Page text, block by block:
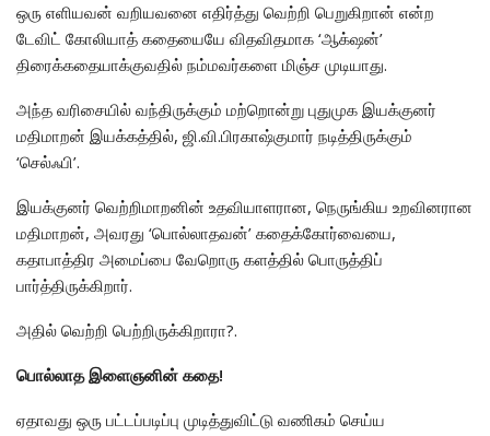
ஒரு எளியவன் வறியவனை எதிர்த்து வெற்றி பெறுகிறான் என்ற
டேவிட் கோலியாத் கதையையே விதவிதமாக ‘ஆக்‌ஷன்’
திரைக்கதையாக்குவதில் நம்மவர்களை மிஞ்ச முடியாது.
அந்த வரிசையில் வந்திருக்கும் மற்றொன்று புதுமுக இயக்குனர்
மதிமாறன் இயக்கத்தில், ஜி.வி.பிரகாஷ்குமார் நடித்திருக்கும்
‘செல்ஃபி’.
இயக்குனர் வெற்றிமாறனின் உதவியாளரான, நெருங்கிய உறவினரான
மதிமாறன், அவரது ‘பொல்லாதவன்’ கதைக்கோர்வையை,
கதாபாத்திர அமைப்பை வேறொரு களத்தில் பொருத்திப்
பார்த்திருக்கிறார்.
அதில் வெற்றி பெற்றிருக்கிறாரா?.
பொல்லாத இளைஞனின் கதை!
ஏதாவது ஒரு பட்டப்படிப்பு முடித்துவிட்டு வணிகம் செய்ய